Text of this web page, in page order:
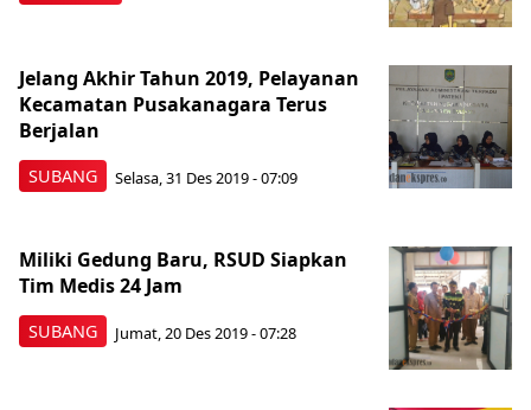
SUBANG
Jelang Akhir Tahun 2019, Pelayanan
Kecamatan Pusakanagara Terus
Berjalan
Selasa, 31 Des 2019 - 07:09
SUBANG
Miliki Gedung Baru, RSUD Siapkan
Tim Medis 24 Jam
Jumat, 20 Des 2019 - 07:28